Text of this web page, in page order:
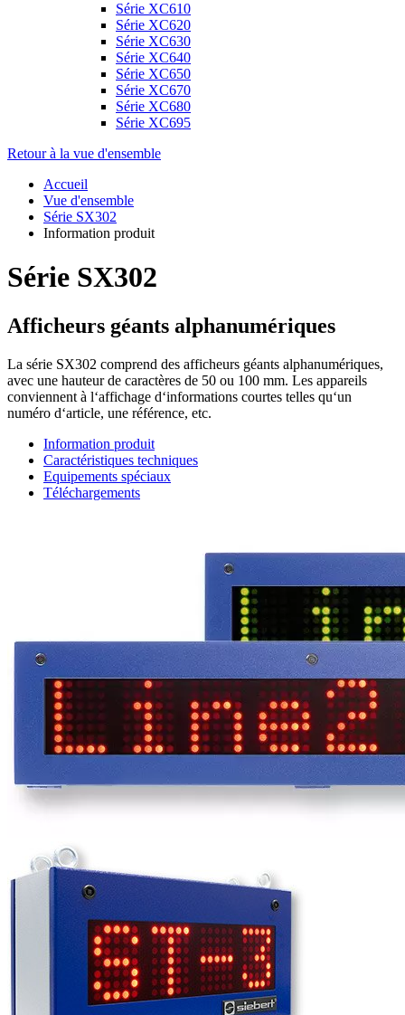
Série XC610
Série XC620
Série XC630
Série XC640
Série XC650
Série XC670
Série XC680
Série XC695
Retour à la vue d'ensemble
Accueil
Vue d'ensemble
Série SX302
Information produit
Série SX302
Afficheurs géants alphanumériques
La série SX302 comprend des afficheurs géants alphanumériques,
avec une hauteur de caractères de 50 ou 100 mm. Les appareils
conviennent à l‘affichage d‘informations courtes telles qu‘un
numéro d‘article, une référence, etc.
Information produit
Caractéristiques techniques
Equipements spéciaux
Téléchargements